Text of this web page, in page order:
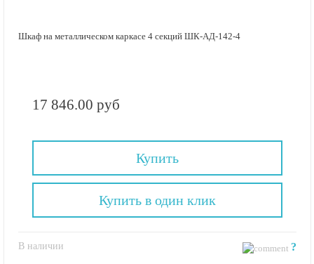
Шкаф на металлическом каркасе 4 секций ШК-АД-142-4
17 846.00 руб
Купить
В наличии ?
Купить в один клик